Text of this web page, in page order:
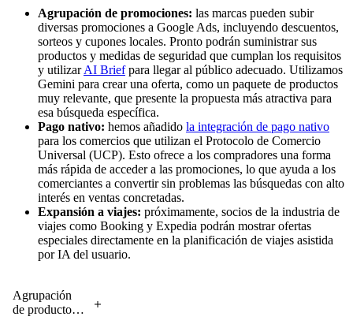
Agrupación de promociones: las marcas pueden subir
diversas promociones a Google Ads, incluyendo descuentos,
sorteos y cupones locales. Pronto podrán suministrar sus
productos y medidas de seguridad que cumplan los requisitos
y utilizarAI Briefpara llegar al público adecuado. Utilizamos
Gemini para crear una oferta, como un paquete de productos
muy relevante, que presente la propuesta más atractiva para
esa búsqueda específica.
Pago nativo: hemos añadido la integración de pago nativo
para los comercios que utilizan el Protocolo de Comercio
Universal (UCP). Esto ofrece a los compradores una forma
más rápida de acceder a las promociones, lo que ayuda a los
comerciantes a convertir sin problemas las búsquedas con alto
interés en ventas concretadas.
Expansión a viajes: próximamente, socios de la industria de
viajes como Booking y Expedia podrán mostrar ofertas
especiales directamente en la planificación de viajes asistida
por IA del usuario.
Agrupación
de productos